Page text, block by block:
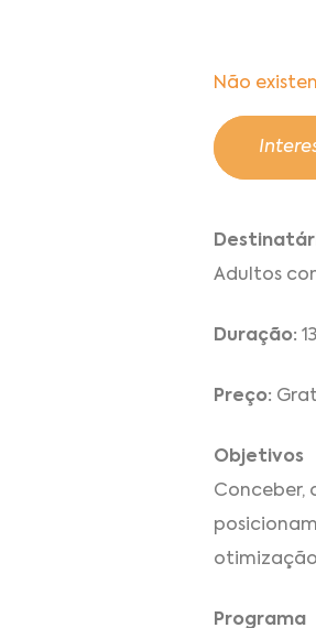
Não
Adultos
Duração:
Preço:
Objetivos
Conceber,
Programa